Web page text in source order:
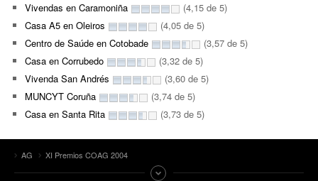
Vivendas en Caramoniña
(4,15 de 5)
Casa A5 en Oleiros
(4,05 de 5)
Centro de Saúde en Cotobade
(3,57 de 5)
Casa en Corrubedo
(3,32 de 5)
Vivenda San Andrés
(3,60 de 5)
MUNCYT Coruña
(3,74 de 5)
Casa en Santa Rita
(3,73 de 5)
AG XI Premios COAG 2004